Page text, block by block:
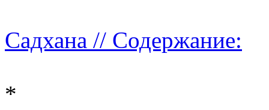
Садхана // Содержание:
*